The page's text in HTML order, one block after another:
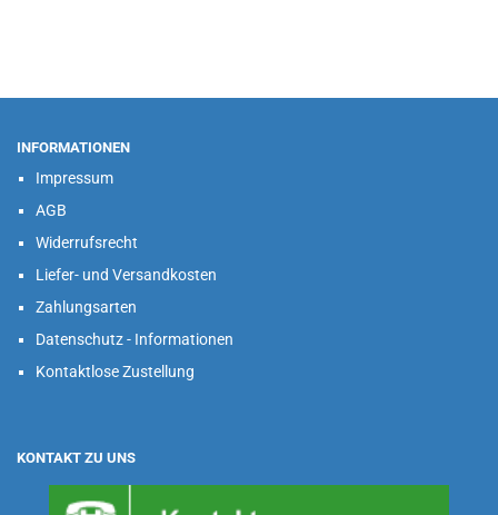
INFORMATIONEN
Impressum
AGB
Widerrufsrecht
Liefer- und Versandkosten
Zahlungsarten
Datenschutz - Informationen
Kontaktlose Zustellung
KONTAKT ZU UNS